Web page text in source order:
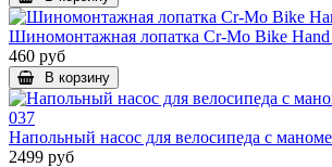
Шиномонтажная лопатка Cr-Mo Bike
460 руб
В корзину
Напольный насос для велосипеда с
2499 руб